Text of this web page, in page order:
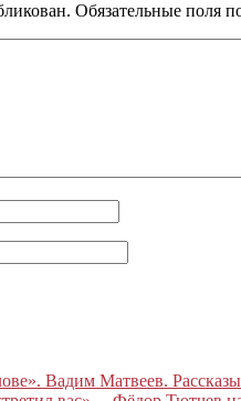
Обязательные поля
Вадим Матвеев.